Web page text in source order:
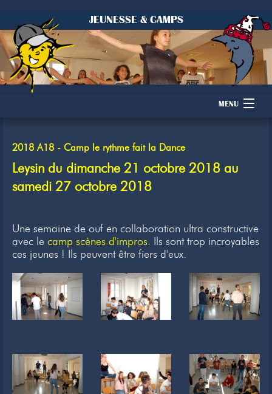
JEUNESSE & CAMPS
MENU
Camps
Dons
Inscription
Newsletter
Liens
2018 A18 - Camp le rythme fait la Dance
Leysin du dimanche 21 octobre 2018 au
samedi 27 octobre 2018
Une semaine de ouf en collaboration ultra constructive
avec le camp scènes d'impros. Ils sont trop incroyables
ces jeunes ! Ils peuvent être fiers d'eux.